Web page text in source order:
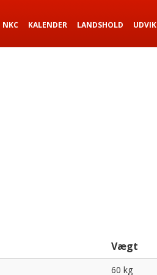
NKC KALENDER LANDSHOLD
Vægt
60 kg